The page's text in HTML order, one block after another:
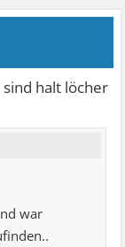
halt löcher
war